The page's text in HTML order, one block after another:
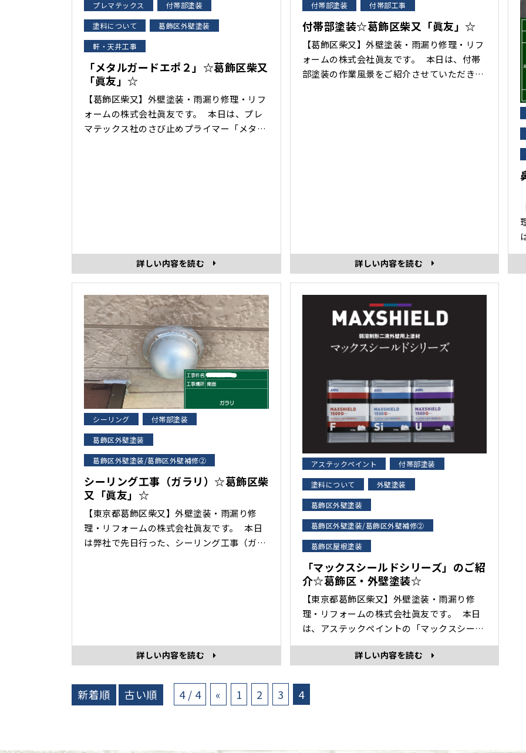
プレマテックス 付帯部塗装
塗料について 葛飾区外壁塗装
軒・天井工事
「メタルガードエポ２」☆葛飾区柴又
「眞友」☆
【葛飾区柴又】外壁塗装・雨漏り修理・リフ
ォームの株式会社眞友です。 本日は、プレ
マテックス社のさび止めプライマー「メタル
詳しい内容を読む
付帯部塗装 付帯部工事
付帯部塗装☆葛飾区柴又「眞友」☆
【葛飾区柴又】外壁塗装・雨漏り修理・リフ
ォームの株式会社眞友です。 本日は、付帯
部塗装の作業風景をご紹介させていただきま
詳しい内容を読む
シーリング 付帯部塗装
葛飾区外壁塗装
葛飾区外壁塗装/葛飾区外壁補修②
シーリング工事（ガラリ）☆葛飾区柴
又「眞友」☆
【東京都葛飾区柴又】外壁塗装・雨漏り修
理・リフォームの株式会社眞友です。 本日
は弊社で先日行った、シーリング工事（ガラ
詳しい内容を読む
アステックペイント 付帯部塗装
塗料について 外壁塗装
葛飾区外壁塗装
葛飾区外壁塗装/葛飾区外壁補修②
葛飾区屋根塗装
「マックスシールドシリーズ」のご紹
介☆葛飾区・外壁塗装☆
【東京都葛飾区柴又】外壁塗装・雨漏り修
理・リフォームの株式会社眞友です。 本日
は、アステックペイントの「マックスシール
ドシリーズ」のご紹介です。 紫外線や雨な
どの塗膜の劣化原因に対して強い耐候性を発
塗料にはない光沢感や セラミック成分による
低汚染性が特長の弱溶剤形塗料です。戸建
詳しい内容を読む
新着順 古い順 4 / 4 « 1 2 3 4